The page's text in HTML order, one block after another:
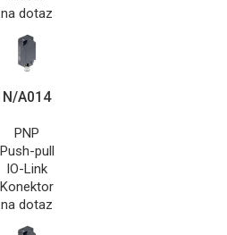
na dotaz
A014
PNP
Push-pull
IO-Link
Konektor
na dotaz